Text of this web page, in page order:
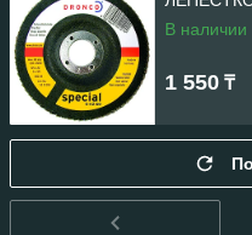
В наличии
1 550 ₸